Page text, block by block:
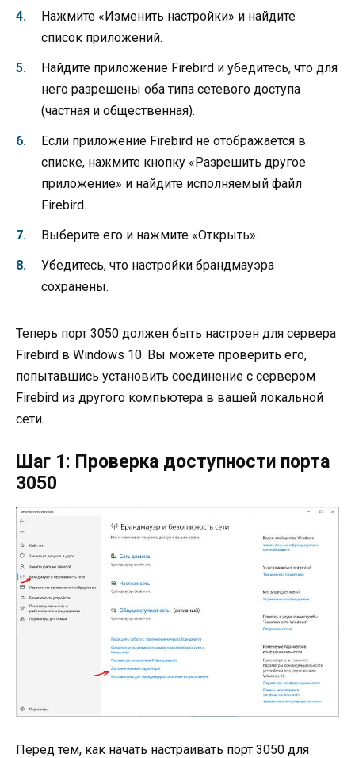
Нажмите «Изменить настройки» и найдите
список приложений.
Найдите приложение Firebird и убедитесь, что для
него разрешены оба типа сетевого доступа
(частная и общественная).
Если приложение Firebird не отображается в
списке, нажмите кнопку «Разрешить другое
приложение» и найдите исполняемый файл
Firebird.
Выберите его и нажмите «Открыть».
Убедитесь, что настройки брандмауэра
сохранены.
Теперь порт 3050 должен быть настроен для сервера
Firebird в Windows 10. Вы можете проверить его,
попытавшись установить соединение с сервером
Firebird из другого компьютера в вашей локальной
сети.
Шаг 1: Проверка доступности порта
3050
Перед тем, как начать настраивать порт 3050 для